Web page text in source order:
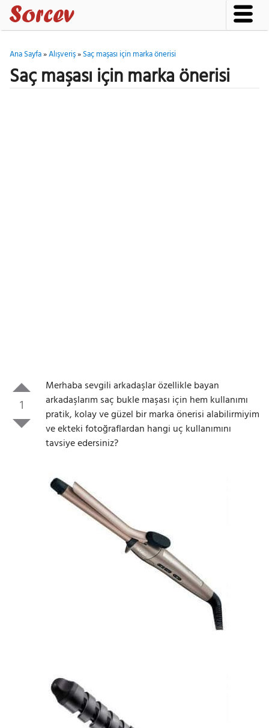
Ana Sayfa»Alışveriş»Saç maşası için marka önerisi
Saç maşası için marka önerisi
1
Merhaba sevgili arkadaşlar özellikle bayan
arkadaşlarım saç bukle maşası için hem kullanımı
pratik, kolay ve güzel bir marka önerisi alabilirmiyim
ve ekteki fotoğraflardan hangi uç kullanımını
tavsiye edersiniz?
Gezinti Menüsü